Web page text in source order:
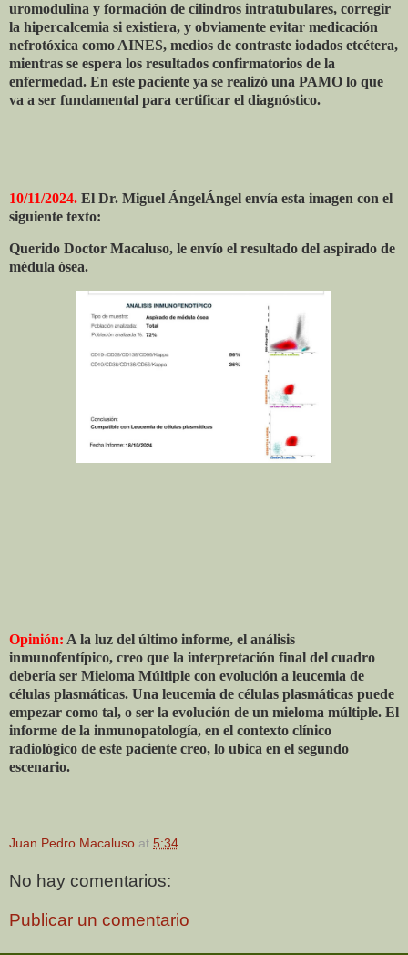
uromodulina y formación de cilindros intratubulares, corregir
la hipercalcemia si existiera, y obviamente evitar medicación
nefrotóxica como AINES, medios de contraste iodados etcétera,
mientras se espera los resultados confirmatorios de la
enfermedad. En este paciente ya se realizó una PAMO lo que
va a ser fundamental para certificar el diagnóstico.
10/11/2024. El Dr. Miguel ÁngelÁngel envía esta imagen con el
siguiente texto:
Querido Doctor Macaluso, le envío el resultado del aspirado de
médula ósea.
Opinión: A la luz del último informe, el análisis
inmunofentípico, creo que la interpretación final del cuadro
debería ser Mieloma Múltiple con evolución a leucemia de
células plasmáticas. Una leucemia de células plasmáticas puede
empezar como tal, o ser la evolución de un mieloma múltiple. El
informe de la inmunopatología, en el contexto clínico
radiológico de este paciente creo, lo ubica en el segundo
escenario.
Juan Pedro Macaluso at 5:34
No hay comentarios:
Publicar un comentario